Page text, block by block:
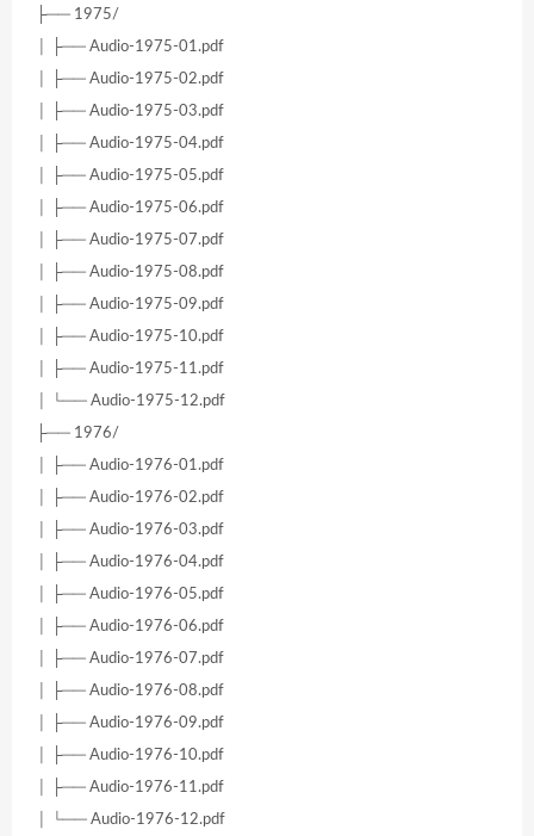
├── 1975/
│ ├── Audio-1975-01.pdf
│ ├── Audio-1975-02.pdf
│ ├── Audio-1975-03.pdf
│ ├── Audio-1975-04.pdf
│ ├── Audio-1975-05.pdf
│ ├── Audio-1975-06.pdf
│ ├── Audio-1975-07.pdf
│ ├── Audio-1975-08.pdf
│ ├── Audio-1975-09.pdf
│ ├── Audio-1975-10.pdf
│ ├── Audio-1975-11.pdf
│ └── Audio-1975-12.pdf
├── 1976/
│ ├── Audio-1976-01.pdf
│ ├── Audio-1976-02.pdf
│ ├── Audio-1976-03.pdf
│ ├── Audio-1976-04.pdf
│ ├── Audio-1976-05.pdf
│ ├── Audio-1976-06.pdf
│ ├── Audio-1976-07.pdf
│ ├── Audio-1976-08.pdf
│ ├── Audio-1976-09.pdf
│ ├── Audio-1976-10.pdf
│ ├── Audio-1976-11.pdf
│ └── Audio-1976-12.pdf